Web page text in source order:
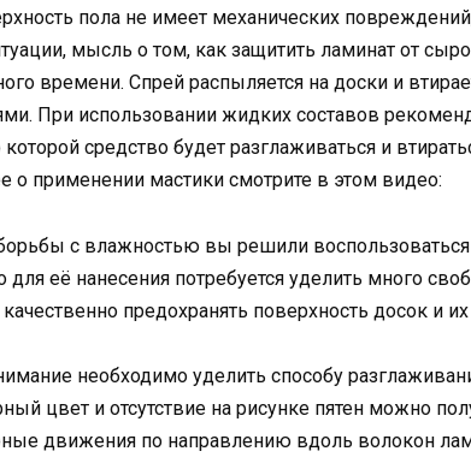
пола не имеет механических
мысль о том, как защитить ламинат от
времени. Спрей распыляется на доски и
При использовании жидких составов
средство будет разглаживаться и
о применении мастики смотрите в этом видео:
с влажностью вы решили
для её нанесения потребуется уделить много
предохранять поверхность досок и
необходимо уделить способу
цвет и отсутствие на рисунке пятен можно
движения по направлению вдоль волокон